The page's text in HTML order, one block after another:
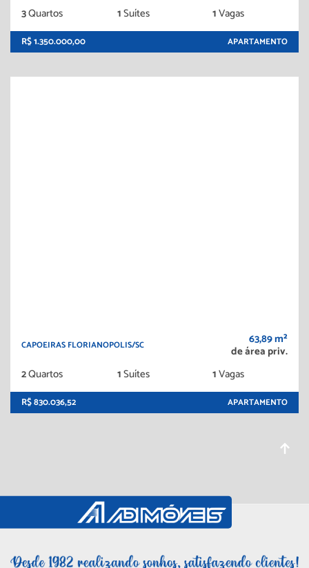
3Quartos 1Suítes 1Vagas
R$ 1.350.000,00 APARTAMENTO
CAPOEIRAS FLORIANOPOLIS/SC 63,89 m²
de área priv.
2Quartos 1Suítes 1Vagas
R$ 830.036,52 APARTAMENTO